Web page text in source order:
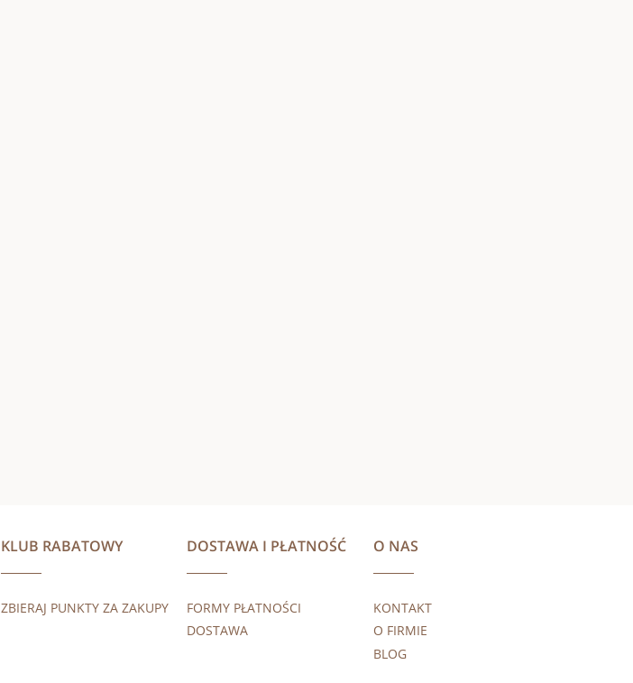
KLUB RABATOWY
ZBIERAJ PUNKTY ZA ZAKUPY
DOSTAWA I PŁATNOŚĆ
FORMY PŁATNOŚCI
DOSTAWA
O NAS
KONTAKT
O FIRMIE
BLOG